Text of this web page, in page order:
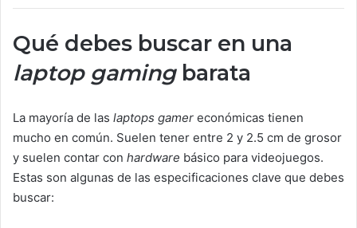
Qué debes buscar en una
laptop gamingbarata
La mayoría de las laptops gamer económicas tienen
mucho en común. Suelen tener entre 2 y 2.5 cm de grosor
y suelen contar con hardware básico para videojuegos.
Estas son algunas de las especificaciones clave que debes
buscar: